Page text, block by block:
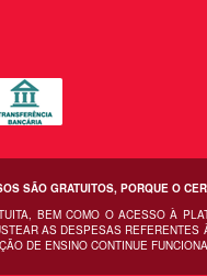
SÃO GRATUITOS, PORQUE O
BEM COMO O ACESSO À
AS DESPESAS
DE ENSINO CONTINUE